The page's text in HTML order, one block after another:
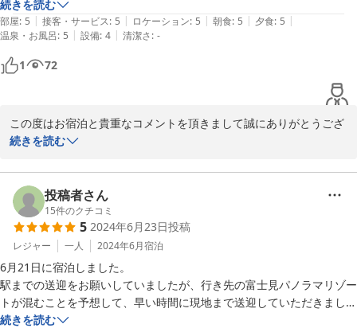
周辺は林に囲まれ、様々な野鳥を観察できます。
食事は、前菜・お魚・お肉デザートのコースで、美味しくいただきまし
た。
オーナーは気さくで親切なご夫婦で、大変お世話になりました。
続きを読む
部屋: 5 | 接客・サービス: 5 | ロケーション: 5 | 朝食: 5 | 夕食: 5 |
温泉・お風呂: 5 | 設備: 4 | 清潔さ: -
1 72
この度はお宿泊と貴重なコメントを頂きまして誠にありがとうござ
います。
ていただける宿を目指しております。一期一会ではありますがこれ
からもご縁が有りましたらご利用くださいませ。
2024-08-09
続きを読む
投稿者さん
15件のクチコミ
5 2024年6月23日投稿
レジャー 一人 2024年6月宿泊
6月21日に宿泊しました。
駅までの送迎をお願いしていましたが、行き先の富士見パノラマリゾー
トが混むことを予想して、早い時間に現地まで送迎していただきまし
た。
続きを読む